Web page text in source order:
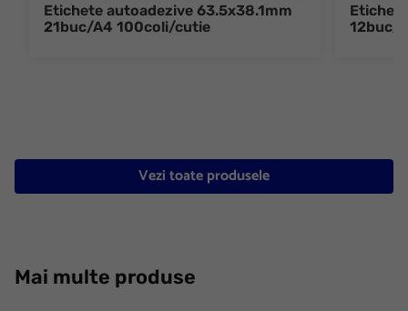
Etichete autoadezive 63.5x38.1mm
21buc/A4 100coli/cutie
12buc/
Vezi toate produsele
Mai multe produse